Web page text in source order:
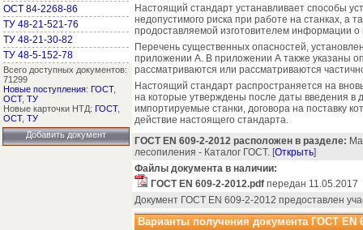
ОСТ 84-2268-86
ТУ 48-21-521-76
ТУ 48-21-30-82
ТУ 48-5-152-78
Всего доступных документов:
71299
Новые поступления: ГОСТ,
ОСТ, ТУ
Новые карточки НТД: ГОСТ,
ОСТ, ТУ
Добавить документ
Настоящий стандарт устанавливает способы
недопустимого риска при работе на станках, а
продоставляемой изготовителем информации о
Перечень существенных опасностей,
приложении А. В приложении А также указаны
рассматриваются или рассматриваются
Настоящий стандарт распространяется на
на которые утверждены после даты введения в
импортируемые станки, договора на поставку
действие настоящего стандарта.
ГОСТ EN 609-2-2012 расположен в разделе:
лесопиления - Каталог ГОСТ. [Открыть]
Файлы документа в наличии:
ГОСТ EN 609-2-2012.pdf передан 11.05.2017
Документ ГОСТ EN 609-2-2012 предоставлен
Варианты получения документа ГОСТ EN